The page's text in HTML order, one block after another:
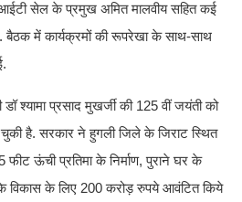
सेल के प्रमुख अमित मालवीय सहित कई
बैठक में कार्यक्रमों की रूपरेखा के साथ-साथ
डॉ श्यामा प्रसाद मुखर्जी की 125 वीं जयंती को
है. सरकार ने हुगली जिले के जिराट स्थित
ऊंची प्रतिमा के निर्माण, पुराने घर के
के विकास के लिए 200 करोड़ रुपये आवंटित किये